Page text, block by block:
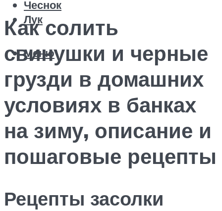
Чеснок
Лук
Меню
Как солить
свинушки и черные
грузди в домашних
условиях в банках
на зиму, описание и
пошаговые рецепты
Рецепты засолки